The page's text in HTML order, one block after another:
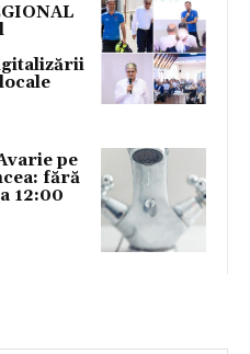
pe
fără
12:00